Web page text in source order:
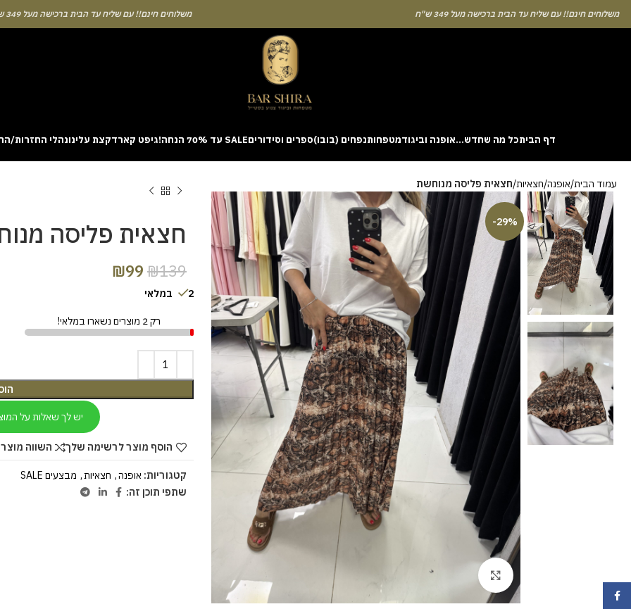
חינם!! עם שליח עד הבית ברכישה מעל 349 ש"ח משלוחים חינם!! עם שליח עד הבית ברכישה מעל 349 ש"ח
דף הביתכל מה שחדש…אופנה וביגודמטפחותנפחים (בובו)ספרים וסידוריםSALE עד 70% הנחה! גיפט קארדקצת עלינונהלי החזרות/
Learning the rhythm can take a few attempts. A helpful way to begin without risk is to use the Aviator demo mode and familiarise yourself
sites like [aviatordreamliner.com] where they discuss the statistical probability of long sessions. Reading these guides often reveals how the
provably fair system guarantees genuine randomness for every single bet you decide to place.
עמוד הבית אופנה חצאיות חצאית פליסה מנוחשת
-29%
Click to enlarge
חצאית פליסה
₪139
₪99
2 במלאי
רק 2 מוצרים נשארו במלאי!
יש לך שאלות על
הוסף מוצר לרשימה שלך השווה
קטגוריות: אופנה, חצאיות, מבצעים SALE
שתפי תוכן זה: